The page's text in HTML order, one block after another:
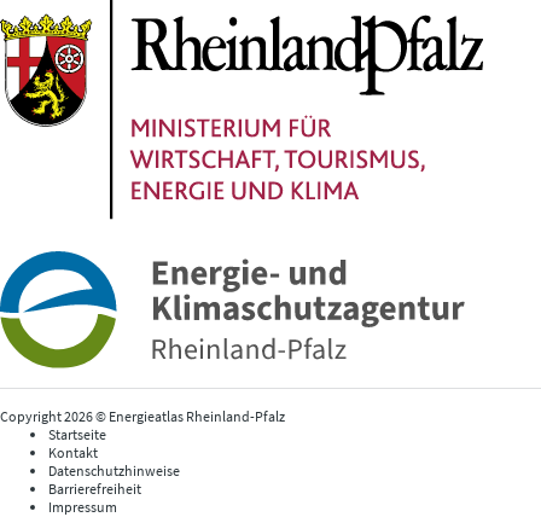
Copyright 2026 © Energieatlas Rheinland-Pfalz
Startseite
Kontakt
Datenschutzhinweise
Barrierefreiheit
Impressum